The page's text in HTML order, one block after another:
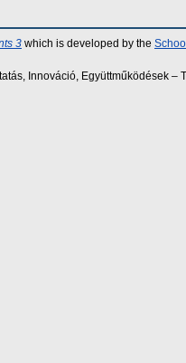
3 which is developed by the
Innováció, Együttműködések